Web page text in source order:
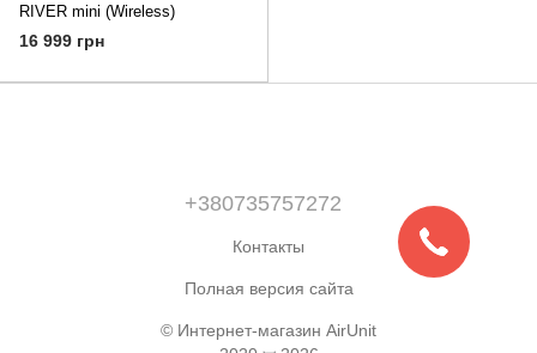
RIVER mini (Wireless)
16 999 грн
+380735757272
Контакты
Полная версия сайта
© Интернет-магазин AirUnit